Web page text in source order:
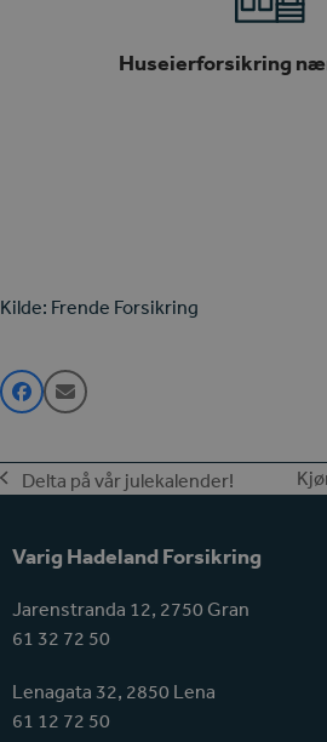
Huseierforsikring
Kilde: Frende Forsikring
previous
Delta på vår julekalender!
Varig Hadeland Forsikring
Jarenstranda 12, 2750 Gran
61 32 72 50
Lenagata 32, 2850 Lena
61 12 72 50